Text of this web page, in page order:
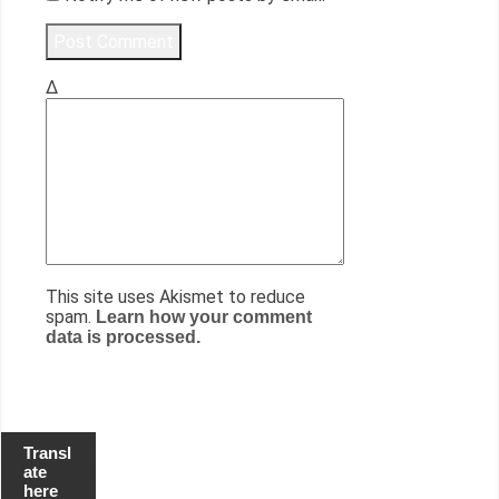
Δ
This site uses Akismet to reduce
spam. Learn how your comment
data is processed.
Transl
ate
here